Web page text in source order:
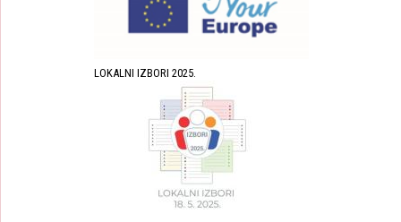
LOKALNI IZBORI 2025.